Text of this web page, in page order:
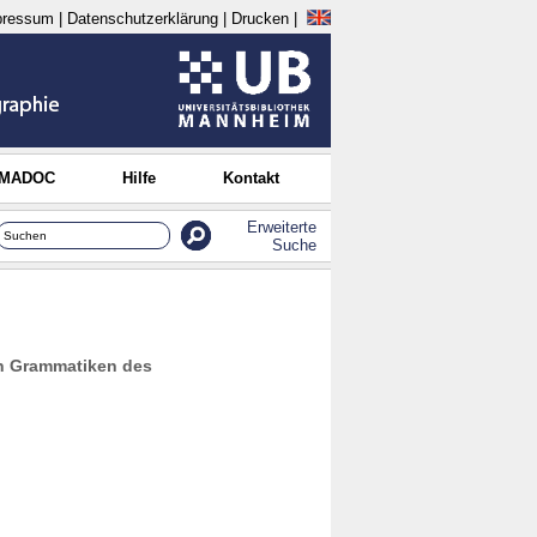
Datenschutzerklärung Drucken
Hilfe Kontakt
Erweiterte
Suche
des